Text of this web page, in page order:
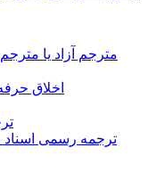
مترجم آزاد یا
اخلاق
ترجمه رسمی اسناد